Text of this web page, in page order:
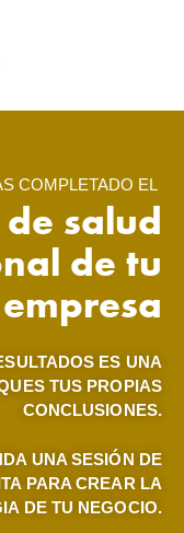
COMPLETADO EL
salud
de tu
empresa
ES UNA
TUS PROPIAS
CONCLUSIONES.
UNA SESIÓN DE
PARA CREAR LA
DE TU NEGOCIO.